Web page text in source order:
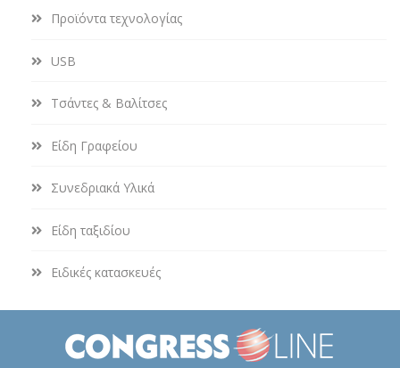
Προϊόντα τεχνολογίας
USB
Τσάντες & Βαλίτσες
Είδη Γραφείου
Συνεδριακά Υλικά
Είδη ταξιδίου
Ειδικές κατασκευές